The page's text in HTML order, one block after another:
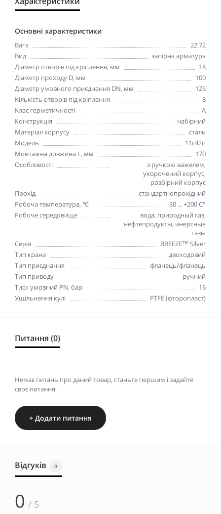
Основні характеристики
Вага
22.72
Вид
запірна арматура
Діаметр отворів під кріплення, мм
18
Діаметр проходу D, мм
100
Діаметр умовного приєднання DN, мм
125
Кількість отворів під кріплення
8
Клас герметичності
А
Конструкція
набірний
Матеріал корпусу
сталь
Модель
11c42п
Монтажна довжина L, мм
170
Особливості
з ручкою важелем,
укорочений корпус,
розбірний корпус
Прохід
стандартнопрохідний
Робоча температура, ℃
-30 ... +200 С°
Робоче середовище
вода, природный газ,
нефтепродукты, инертные
газы
Серія
BREEZE™ Silver
Тип крана
двоходовий
Тип приєднання
фланець/фланець
Тип приводу
ручний
Тиск умовний PN, бар
16
Ущільнення кулі
PTFE (фторопласт)
Питання (0)
Немає питань про даний товар, станьте першим і задайте
своє питання.
+ Додати питання
Відгуків 0
0 / 5